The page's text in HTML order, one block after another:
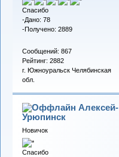
Спасибо
-Дано: 78
-Получено: 2889
Сообщений: 867
Рейтинг: 2882
г. Южноуральск Челябинская
обл.
Алексей-
Урюпинск
Новичок
Спасибо